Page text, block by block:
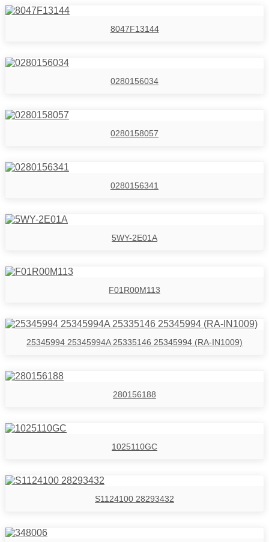
8047F13144
0280156034
0280158057
0280156341
5WY-2E01A
F01R00M113
25345994 25345994A 25335146 25345994 (RA-IN1009)
280156188
1025110GC
S1124100 28293432